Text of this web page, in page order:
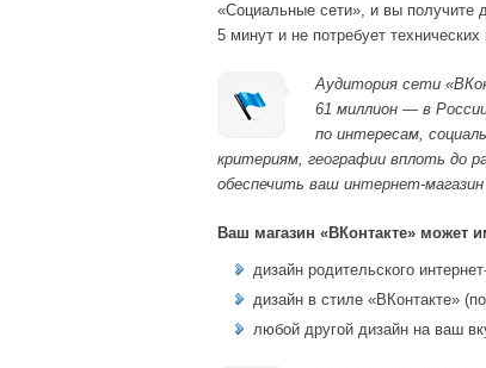
«Социальные сети», и вы получите
5 минут и не потребует технических
Аудитория сети
61 миллион — в
по интересам,
критериям, географии вплоть до
обеспечить ваш интернет-
Ваш магазин «ВКонтакте» может
дизайн родительского
дизайн в стиле «ВКонтакте»
любой другой дизайн на ваш